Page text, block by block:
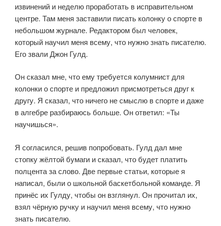
извинений и неделю проработать в исправительном
центре. Там меня заставили писать колонку о спорте в
небольшом журнале. Редактором был человек,
который научил меня всему, что нужно знать писателю.
Его звали Джон Гулд.
Он сказал мне, что ему требуется колумнист для
колонки о спорте и предложил присмотреться друг к
другу. Я сказал, что ничего не смыслю в спорте и даже
в алгебре разбираюсь больше. Он ответил: «Ты
научишься».
Я согласился, решив попробовать. Гулд дал мне
стопку жёлтой бумаги и сказал, что будет платить
полцента за слово. Две первые статьи, которые я
написал, были о школьной баскетбольной команде. Я
принёс их Гулду, чтобы он взглянул. Он прочитал их,
взял чёрную ручку и научил меня всему, что нужно
знать писателю.